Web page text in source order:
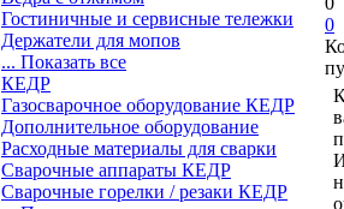
Гостиничные и сервисные тележки
Держатели для мопов
... Показать все
КЕДР
Газосварочное оборудование КЕДР
Дополнительное оборудование
Расходные материалы для сварки
Сварочные аппараты КЕДР
Сварочные горелки / резаки КЕДР
0